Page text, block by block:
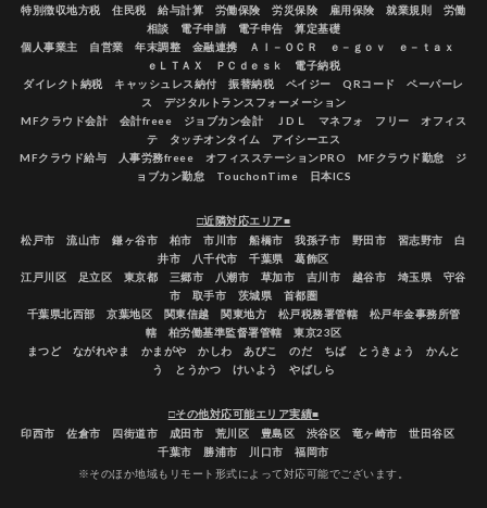
特別徴収地方税 住民税 給与計算 労働保険 労災保険 雇用保険 就業規則 労働
相談 電子申請 電子申告 算定基礎
個人事業主 自営業 年末調整 金融連携 ＡＩ－ＯＣＲ ｅ－ｇｏｖ ｅ－ｔａｘ
ｅＬＴＡＸ ＰＣｄｅｓｋ 電子納税
ダイレクト納税 キャッシュレス納付 振替納税 ペイジー QRコード ペーパーレ
ス デジタルトランスフォーメーション
MFクラウド会計 会計freee ジョブカン会計 ＪDＬ マネフォ フリー オフィス
テ タッチオンタイム アイシーエス
MFクラウド給与 人事労務freee オフィスステーションPRO MFクラウド勤怠 ジ
ョブカン勤怠 TouchonTime 日本ICS
□近隣対応エリア■
松戸市 流山市 鎌ヶ谷市 柏市 市川市 船橋市 我孫子市 野田市 習志野市 白
井市 八千代市 千葉県 葛飾区
江戸川区 足立区 東京都 三郷市 八潮市 草加市 吉川市 越谷市 埼玉県 守谷
市 取手市 茨城県 首都圏
千葉県北西部 京葉地区 関東信越 関東地方 松戸税務署管轄 松戸年金事務所管
轄 柏労働基準監督署管轄 東京23区
まつど ながれやま かまがや かしわ あびこ のだ ちば とうきょう かんと
う とうかつ けいよう やばしら
□その他対応可能エリア実績■
印西市 佐倉市 四街道市 成田市 荒川区 豊島区 渋谷区 竜ヶ崎市 世田谷区
千葉市 勝浦市 川口市 福岡市
※そのほか地域もリモート形式によって対応可能でございます。